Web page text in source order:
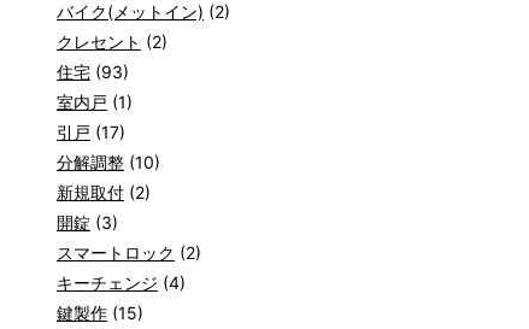
バイク(メットイン) (2)
クレセント (2)
住宅 (93)
室内戸 (1)
引戸 (17)
分解調整 (10)
新規取付 (2)
開錠 (3)
スマートロック (2)
キーチェンジ (4)
鍵製作 (15)